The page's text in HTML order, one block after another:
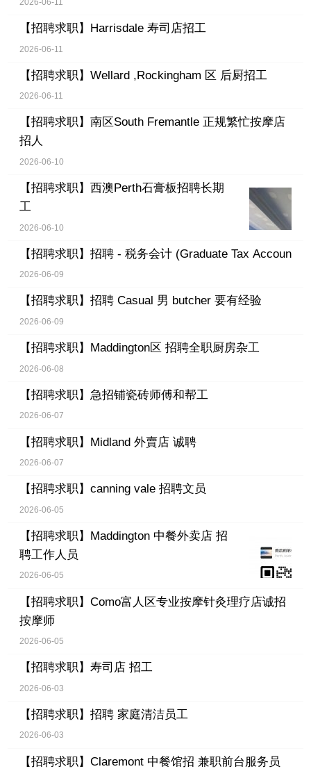
2026-06-11
【招聘求职】 Harrisdale 寿司店招工
2026-06-11
【招聘求职】 Wellard ,Rockingham 区 后厨招工
2026-06-11
【招聘求职】 南区South Fremantle 正规繁忙按摩店
招人
2026-06-10
【招聘求职】 西澳Perth石膏板招聘长期
工
2026-06-10
【招聘求职】 招聘 - 税务会计 (Graduate Tax Accoun
2026-06-09
【招聘求职】 招聘 Casual 男 butcher 要有经验
2026-06-09
【招聘求职】 Maddington区 招聘全职厨房杂工
2026-06-08
【招聘求职】 急招铺瓷砖师傅和帮工
2026-06-07
【招聘求职】 Midland 外賣店 诚聘
2026-06-07
【招聘求职】 canning vale 招聘文员
2026-06-05
【招聘求职】 Maddington 中餐外卖店 招
聘工作人员
2026-06-05
【招聘求职】 Como富人区专业按摩针灸理疗店诚招
按摩师
2026-06-05
【招聘求职】 寿司店 招工
2026-06-03
【招聘求职】 招聘 家庭清洁员工
2026-06-03
【招聘求职】 Claremont 中餐馆招 兼职前台服务员